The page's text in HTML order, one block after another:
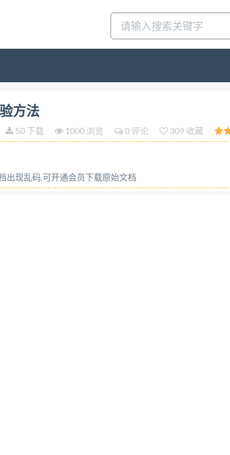
—2008 密封垫板材料密度试验方法
国国家质量监督检验检疫总局 发布 中国国
确认）《密封垫板材料密度试验 方法》。
一删除了第1.2条最后一句“括号内给出的
国 家标准“GB/T20671.1”代替了美国试验与
本标准由中国建筑材料联合会提出。 本标
属矿研究设计院。 本标准参加起草单位：舟
材料有限公司、吉林省海鸿密封制品有限公
方法
50 下载 1000 浏览 0 评论 309 收藏
出现乱码,可开通会员下载原始文档